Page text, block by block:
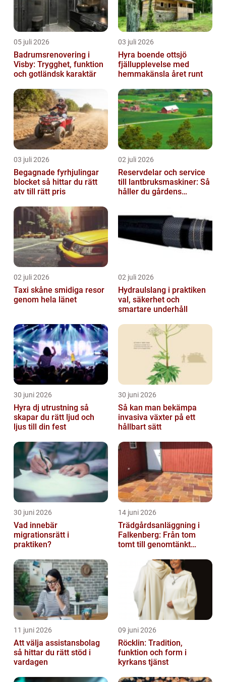
05 juli 2026
Badrumsrenovering i
Visby: Trygghet, funktion
och gotländsk karaktär
03 juli 2026
Hyra boende ottsjö
fjällupplevelse med
hemmakänsla året runt
03 juli 2026
Begagnade fyrhjulingar
blocket så hittar du rätt
atv till rätt pris
02 juli 2026
Reservdelar och service
till lantbruksmaskiner: Så
håller du gårdens
02 juli 2026
Taxi skåne smidiga resor
genom hela länet
02 juli 2026
Hydraulslang i praktiken
val, säkerhet och
smartare underhåll
30 juni 2026
Hyra dj utrustning så
skapar du rätt ljud och
ljus till din fest
30 juni 2026
Så kan man bekämpa
invasiva växter på ett
hållbart sätt
30 juni 2026
Vad innebär
migrationsrätt i
praktiken?
14 juni 2026
Trädgårdsanläggning i
Falkenberg: Från tom
tomt till genomtänkt
11 juni 2026
Att välja assistansbolag
så hittar du rätt stöd i
vardagen
09 juni 2026
Röcklin: Tradition,
funktion och form i
kyrkans tjänst